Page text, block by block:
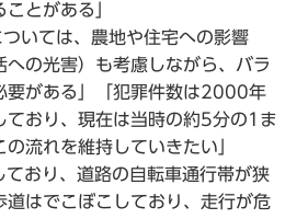
とがある」
いては、農地や住宅への影響
への光害）も考慮しながら、バラ
要がある」「犯罪件数は2000年
ており、現在は当時の約5分の1ま
流れを維持していきたい」
おり、道路の自転車通行帯が狭
道はでこぼこしており、走行が危